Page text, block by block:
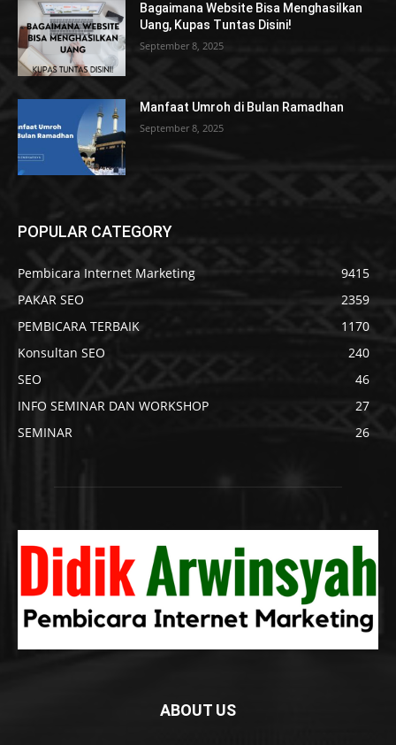
Bagaimana Website Bisa Menghasilkan
Uang, Kupas Tuntas Disini!
September 8, 2025
Manfaat Umroh di Bulan Ramadhan
September 8, 2025
POPULAR CATEGORY
Pembicara Internet Marketing
9415
PAKAR SEO
2359
PEMBICARA TERBAIK
1170
Konsultan SEO
240
SEO
46
INFO SEMINAR DAN WORKSHOP
27
SEMINAR
26
ABOUT US